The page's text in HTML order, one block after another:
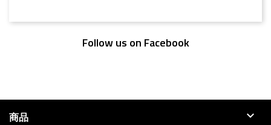
Follow us on Facebook
商品 